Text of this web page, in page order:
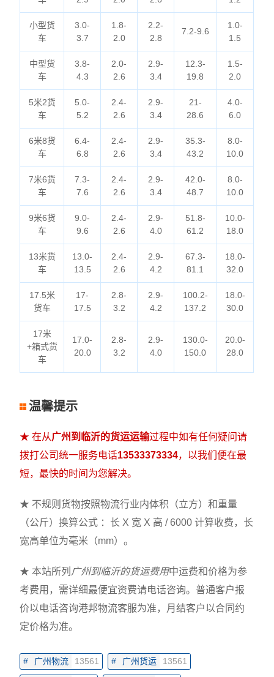
小型货
车
3.0-
3.7
1.8-
2.0
2.2-
2.8
7.2-9.6
1.0-
1.5
中型货
车
3.8-
4.3
2.0-
2.6
2.9-
3.4
12.3-
19.8
1.5-
2.0
5米2货
车
5.0-
5.2
2.4-
2.6
2.9-
3.4
21-
28.6
4.0-
6.0
6米8货
车
6.4-
6.8
2.4-
2.6
2.9-
3.4
35.3-
43.2
8.0-
10.0
7米6货
车
7.3-
7.6
2.4-
2.6
2.9-
3.4
42.0-
48.7
8.0-
10.0
9米6货
车
9.0-
9.6
2.4-
2.6
2.9-
4.0
51.8-
61.2
10.0-
18.0
13米货
车
13.0-
13.5
2.4-
2.6
2.9-
4.2
67.3-
81.1
18.0-
32.0
17.5米
货车
17-
17.5
2.8-
3.2
2.9-
4.2
100.2-
137.2
18.0-
30.0
17米
+箱式货
车
17.0-
20.0
2.8-
3.2
2.9-
4.0
130.0-
150.0
20.0-
28.0
温馨提示
★ 在从广州到临沂的货运运输过程中如有任何疑问请
拨打公司统一服务电话13533373334，以我们便在最
短，最快的时间为您解决。
★ 不规则货物按照物流行业内体积（立方）和重量
（公斤）换算公式 ：长 X 宽 X 高 / 6000 计算收费，长
宽高单位为毫米（mm）。
★ 本站所列 广州到临沂的货运费用中运费和价格为参
考费用，需详细最便宜资费请电话咨询。普通客户报
价以电话咨询港邦物流客服为准，月结客户以合同约
定价格为准。
# 广州物流 13561 # 广州货运 13561